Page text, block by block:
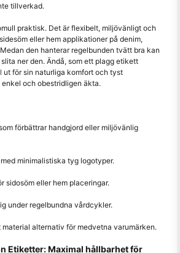
tillverkad.
praktisk. Det är flexibelt, miljövänligt och
eller hem applikationer på denim,
den hanterar regelbunden tvätt bra kan
ner den. Ändå, som ett plagg etikett
ut för sin naturliga komfort och tyst
och obestridligen äkta.
förbättrar handgjord eller miljövänlig
minimalistiska tyg logotyper.
sidosöm eller hem placeringar.
under regelbundna vårdcykler.
alternativ för medvetna varumärken.
Etiketter: Maximal hållbarhet för